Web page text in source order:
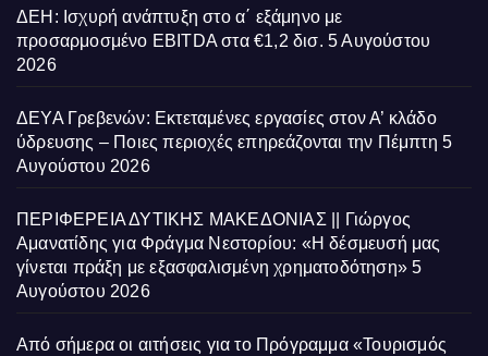
ΔΕΗ: Ισχυρή ανάπτυξη στο α΄ εξάμηνο με
προσαρμοσμένο EBITDA στα €1,2 δισ. 5 Αυγούστου
2026
ΔΕΥΑ Γρεβενών: Εκτεταμένες εργασίες στον Α’ κλάδο
ύδρευσης – Ποιες περιοχές επηρεάζονται την Πέμπτη 5
Αυγούστου 2026
ΠΕΡΙΦΕΡΕΙΑ ΔΥΤΙΚΗΣ ΜΑΚΕΔΟΝΙΑΣ || Γιώργος
Αμανατίδης για Φράγμα Νεστορίου: «Η δέσμευσή μας
γίνεται πράξη με εξασφαλισμένη χρηματοδότηση» 5
Αυγούστου 2026
Από σήμερα οι αιτήσεις για το Πρόγραμμα «Τουρισμός